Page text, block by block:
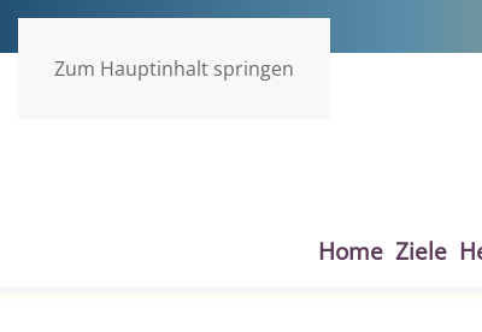
Zum Hauptinhalt springen
Home Ziele